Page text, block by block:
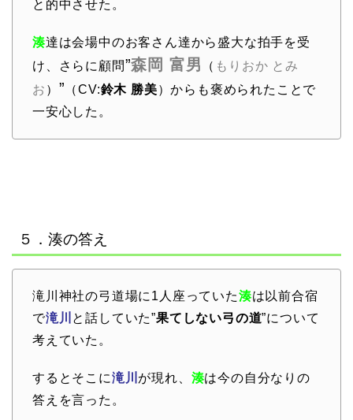
と的中させた。
湊達は会場中のお客さん達から盛大な拍手を受
け、さらに顧問”森岡 富男 （ もりおか とみ
お ） ” （CV:鈴木 勝美）からも褒められたことで
一安心した。
５．湊の答え
滝川神社の弓道場に1人座っていた湊は以前合宿
で滝川 と話していた”果てしない弓の道”について
考えていた。
するとそこに滝川 が現れ、 湊は今の自分なりの
答えを言った。